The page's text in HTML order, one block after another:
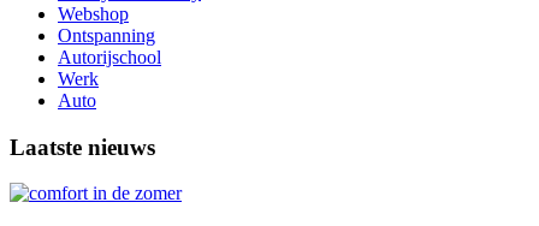
Webshop
Ontspanning
Autorijschool
Werk
Auto
Laatste nieuws